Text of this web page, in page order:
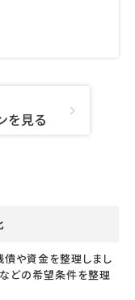
を見る
や資金を整理しまし
などの希望条件を整理